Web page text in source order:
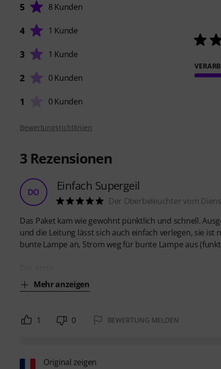
5 8 Kunden
4 1 Kunde
3 1 Kunde
2 0 Kunden
1 0 Kunden
Bewertungsrichtlinien
3 Rezensionen
DO Einfach Supergeil
Der Oberbeleuchter vom
Das Paket kam wie gewohnt pünktlich und schnell.
und die Leitung lässt sich auch einfach verlegen, sie
bunte Lampe an, Strom weg für bunte Lampe aus
Mehr anzeigen
1 0 BEWERTUNG MELDEN
Original zeigen